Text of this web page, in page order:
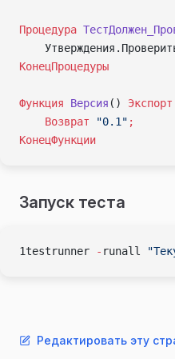
Процедура
КонецПроцедуры
Функция Версия () Экспорт
    Возврат
"0.1" ;
КонецФункции
Запуск теста
1testrunner - runall
Редактировать эту